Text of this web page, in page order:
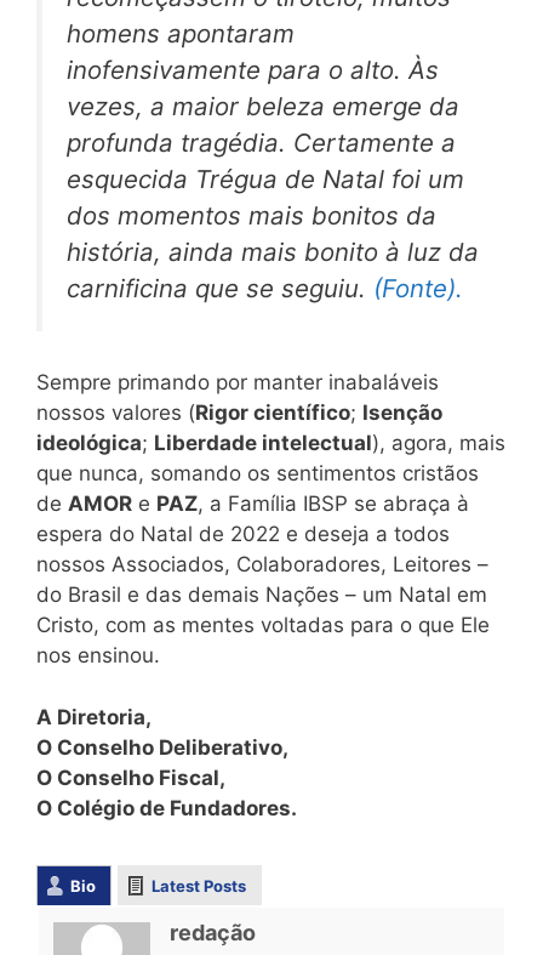
homens apontaram
inofensivamente para o alto. Às
vezes, a maior beleza emerge da
profunda tragédia. Certamente a
esquecida Trégua de Natal foi um
dos momentos mais bonitos da
história, ainda mais bonito à luz da
carnificina que se seguiu. (Fonte).
Sempre primando por manter inabaláveis
nossos valores (Rigor científico; Isenção
ideológica; Liberdade intelectual), agora, mais
que nunca, somando os sentimentos cristãos
de AMOR e PAZ, a Família IBSP se abraça à
espera do Natal de 2022 e deseja a todos
nossos Associados, Colaboradores, Leitores –
do Brasil e das demais Nações – um Natal em
Cristo, com as mentes voltadas para o que Ele
nos ensinou.
A Diretoria,
O Conselho Deliberativo,
O Conselho Fiscal,
O Colégio de Fundadores.
Bio Latest Posts
redação